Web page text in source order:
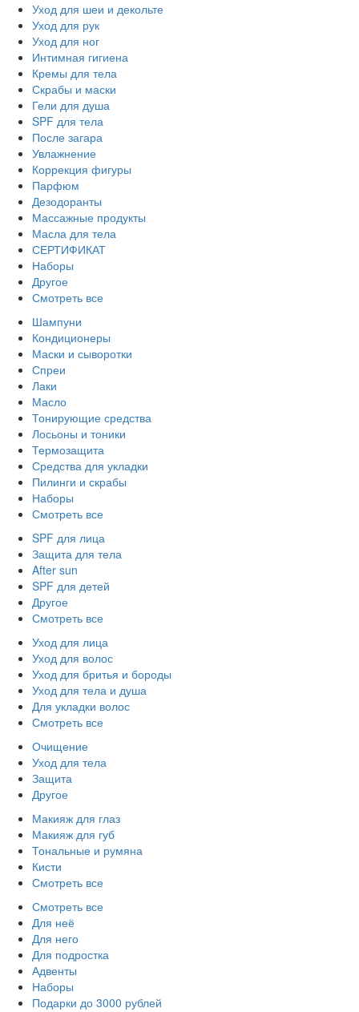
Уход для шеи и декольте
Уход для рук
Уход для ног
Интимная гигиена
Кремы для тела
Скрабы и маски
Гели для душа
SPF для тела
После загара
Увлажнение
Коррекция фигуры
Парфюм
Дезодоранты
Массажные продукты
Масла для тела
СЕРТИФИКАТ
Наборы
Другое
Смотреть все
Шампуни
Кондиционеры
Маски и сыворотки
Спреи
Лаки
Масло
Тонирующие средства
Лосьоны и тоники
Термозащита
Средства для укладки
Пилинги и скрабы
Наборы
Смотреть все
SPF для лица
Защита для тела
After sun
SPF для детей
Другое
Смотреть все
Уход для лица
Уход для волос
Уход для бритья и бороды
Уход для тела и душа
Для укладки волос
Смотреть все
Очищение
Уход для тела
Защита
Другое
Макияж для глаз
Макияж для губ
Тональные и румяна
Кисти
Смотреть все
Смотреть все
Для неё
Для него
Для подростка
Адвенты
Наборы
Подарки до 3000 рублей